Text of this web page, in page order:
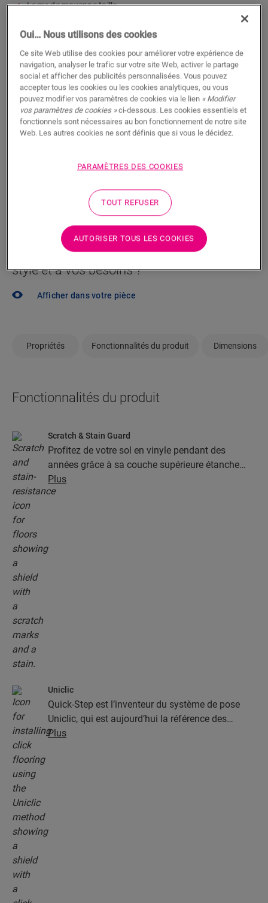
Lame de moyenne taille
Résistant à l’eau
Trouvez un revendeur près de chez
vous
Vous brûlez d’impatience de voir ce sol en vrai ? Vous
vous posez des questions ? Aucun problème ! Il y a
toujours un revendeur à proximité.
RECHERCHER
Pas sûr que ce sol corresponde à votre
style et à vos besoins ?
Afficher dans votre pièce
Propriétés Fonctionnalités du produit Dimensions
Fonctionnalités du produit
Scratch & Stain Guard
Profitez de votre sol en vinyle pendant des
années grâce à sa couche supérieure étanche
dotée de la technologie Stain & Scratch Guard.
Cette couche garantit une protection supérieure
Plus
Uniclic
Quick-Step est l’inventeur du système de pose
Uniclic, qui est aujourd’hui la référence des
systèmes de pose par encliquetage. Utilisez le
Plus
Oui… Nous utilisons des cookies
Ce site Web utilise des cookies pour améliorer votre expérience de
navigation, analyser le trafic sur votre site Web, activer le partage
social et afficher des publicités personnalisées. Vous pouvez
accepter tous les cookies ou les cookies analytiques, ou vous
pouvez modifier vos paramètres de cookies via le lien « Modifier
vos paramètres de cookies »ci-dessous. Les cookies essentiels et
fonctionnels sont nécessaires au bon fonctionnement de notre site
Web. Les autres cookies ne sont définis que si vous le décidez.
PARAMÈTRES DES COOKIES
TOUT REFUSER
AUTORISER TOUS LES COOKIES